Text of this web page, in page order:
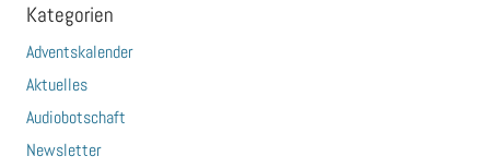
Kategorien
Adventskalender
Aktuelles
Audiobotschaft
Newsletter